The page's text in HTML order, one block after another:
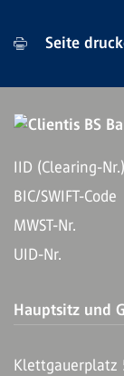
Seite
IID (Clearing-Nr.)
BIC/SWIFT-Code
MWST-Nr.
UID-Nr.
Hauptsitz und
Klettgauerplatz